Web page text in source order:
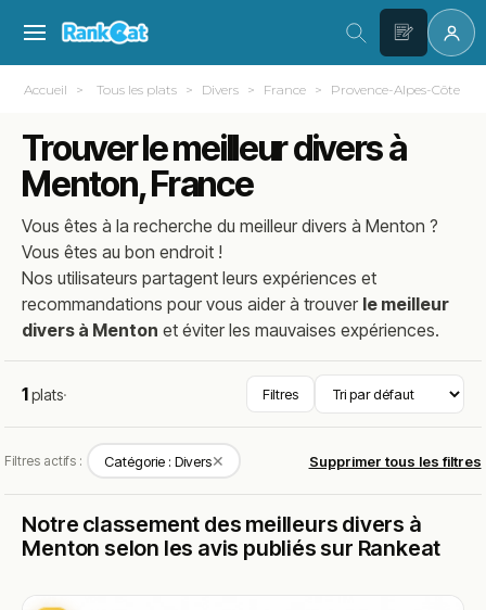
Accueil Tous les plats Divers France Provence-Alpes-Côte
Trouver le meilleur divers à
Menton, France
Vous êtes à la recherche du meilleurdivers àMenton ?
Vous êtes au bon endroit !
Nos utilisateurs partagent leurs expériences et
recommandations pour vous aider à trouver le meilleur
divers à Menton et éviter les mauvaises expériences.
1plats· Filtres
Filtres actifs : Catégorie : Divers✕ Supprimer tous les filtres
Notre classement des meilleurs divers à
Menton selon les avis publiés sur Rankeat